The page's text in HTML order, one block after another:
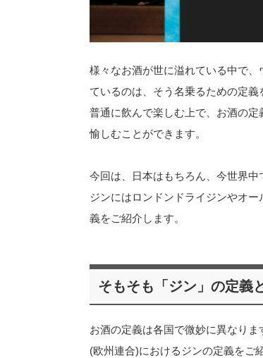
様々なお酒が世に溢れている中で
ているのは、そう名乗るための定義
普通に飲んで楽しむ上で、お酒の
愉しむことができます。
今回は、日本はもちろん、今世界中
ジンにはロンドンドライジンやオ
義をご紹介します。
そもそも「ジン」の定義
お酒の定義は各国で微妙に異なり
(欧州連合)におけるジンの定義をご